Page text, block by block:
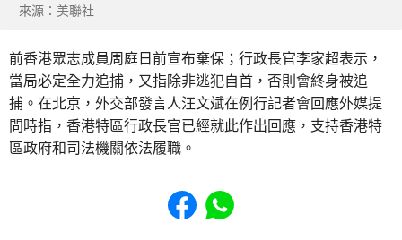
來源：美聯社
前香港眾志成員周庭日前宣布棄保；行政長官李家超表示，
當局必定全力追捕，又指除非逃犯自首，否則會終身被追
捕。在北京，外交部發言人汪文斌在例行記者會回應外媒提
問時指，香港特區行政長官已經就此作出回應，支持香港特
區政府和司法機關依法履職。
Share to Facebook
Share to WhatsApp